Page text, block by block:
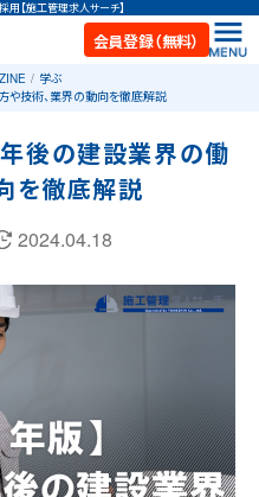
【施工管理求人サーチ】
会員登録（無料）
学ぶ
や技術、業界の動向を徹底解説
年後の建設業界の働
を徹底解説
2024.04.18